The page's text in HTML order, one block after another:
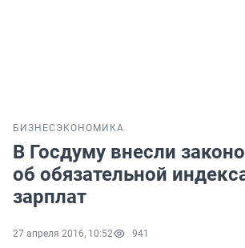
БИЗНЕС ЭКОНОМИКА
В Госдуму внесли
об обязательной
зарплат
27 апреля 2016, 10:52 941